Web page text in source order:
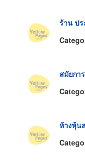
ร้าน ปร
สมัยกา
ห้างหุ้น